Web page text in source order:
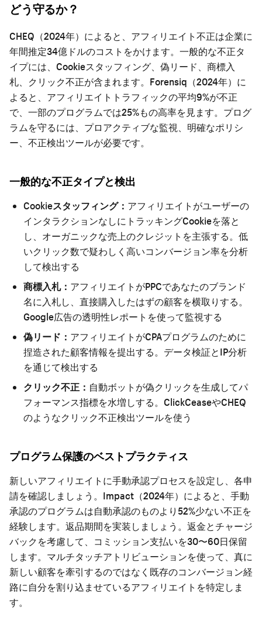
どう守るか？
CHEQ（2024年）によると、アフィリエイト不正は企業に
年間推定34億ドルのコストをかけます。一般的な不正タ
イプには、Cookieスタッフィング、偽リード、商標入
札、クリック不正が含まれます。Forensiq（2024年）に
よると、アフィリエイトトラフィックの平均9%が不正
で、一部のプログラムでは25%もの高率を見ます。プログ
ラムを守るには、プロアクティブな監視、明確なポリシ
ー、不正検出ツールが必要です。
一般的な不正タイプと検出
Cookieスタッフィング： アフィリエイトがユーザーの
インタラクションなしにトラッキングCookieを落と
し、オーガニックな売上のクレジットを主張する。低
いクリック数で疑わしく高いコンバージョン率を分析
して検出する
商標入札： アフィリエイトがPPCであなたのブランド
名に入札し、直接購入したはずの顧客を横取りする。
Google広告の透明性レポートを使って監視する
偽リード： アフィリエイトがCPAプログラムのために
捏造された顧客情報を提出する。データ検証とIP分析
を通じて検出する
クリック不正： 自動ボットが偽クリックを生成してパ
フォーマンス指標を水増しする。ClickCeaseやCHEQ
のようなクリック不正検出ツールを使う
プログラム保護のベストプラクティス
新しいアフィリエイトに手動承認プロセスを設定し、各申
請を確認しましょう。Impact（2024年）によると、手動
承認のプログラムは自動承認のものより52%少ない不正を
経験します。返品期間を実装しましょう。返金とチャージ
バックを考慮して、コミッション支払いを30〜60日保留
します。マルチタッチアトリビューションを使って、真に
新しい顧客を牽引するのではなく既存のコンバージョン経
路に自分を割り込ませているアフィリエイトを特定しま
す。